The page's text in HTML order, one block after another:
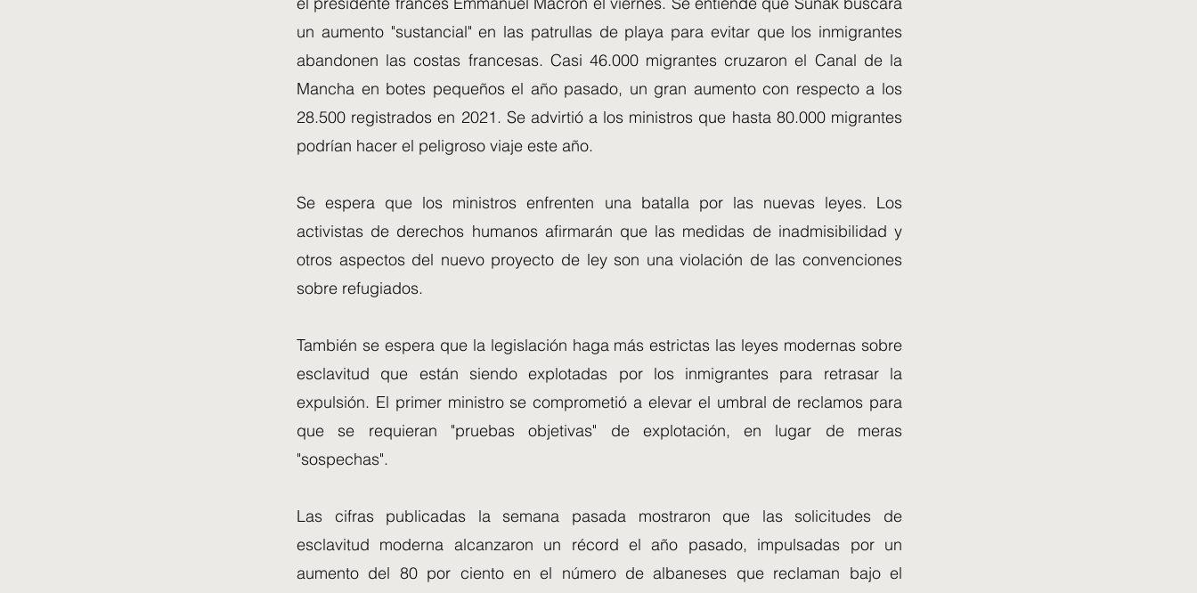
un aumento "sustancial" en las patrullas de playa para evitar que los inmigrantes
abandonen las costas francesas. Casi 46.000 migrantes cruzaron el Canal de la
Mancha en botes pequeños el año pasado, un gran aumento con respecto a los
28.500 registrados en 2021. Se advirtió a los ministros que hasta 80.000 migrantes
podrían hacer el peligroso viaje este año.
Se espera que los ministros enfrenten una batalla por las nuevas leyes. Los
activistas de derechos humanos afirmarán que las medidas de inadmisibilidad y
otros aspectos del nuevo proyecto de ley son una violación de las convenciones
sobre refugiados.
También se espera que la legislación haga más estrictas las leyes modernas sobre
esclavitud que están siendo explotadas por los inmigrantes para retrasar la
expulsión. El primer ministro se comprometió a elevar el umbral de reclamos para
que se requieran "pruebas objetivas" de explotación, en lugar de meras
"sospechas".
Las cifras publicadas la semana pasada mostraron que las solicitudes de
esclavitud moderna alcanzaron un récord el año pasado, impulsadas por un
aumento del 80 por ciento en el número de albaneses que reclaman bajo el